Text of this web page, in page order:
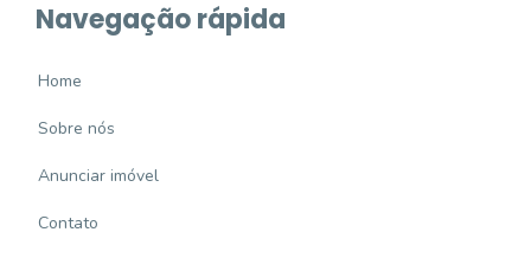
Navegação rápida
Home
Sobre nós
Anunciar imóvel
Contato